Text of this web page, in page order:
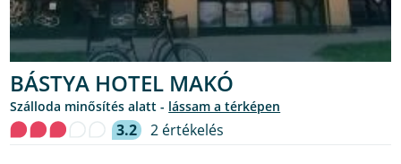
BÁSTYA HOTEL MAKÓ
Szálloda minősítés alatt - lássam a térképen
3.2 2 értékelés